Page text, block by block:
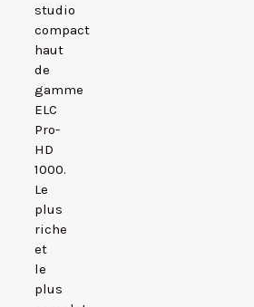
studio
compact
haut
de
gamme
ELC
Pro-
HD
1000.
Le
plus
riche
et
le
plus